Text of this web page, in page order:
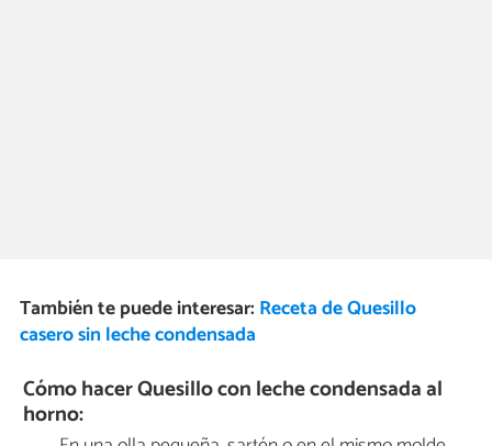
También te puede interesar: Receta de Quesillo
casero sin leche condensada
Cómo hacer Quesillo con leche condensada al
horno: